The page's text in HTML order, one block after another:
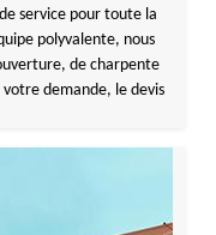
service pour toute la
polyvalente, nous
de charpente
demande, le devis